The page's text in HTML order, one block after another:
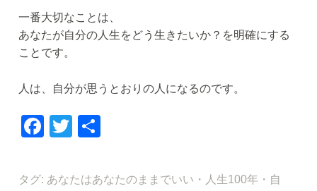
一番大切なことは、
あなたが自分の人生をどう生きたいか？を明確にする
ことです。
人は、自分が思うとおりの人になるのです。
F
c
T
tt
タグ: あなたはあなたのままでいい ・ 人生100年 ・ 自